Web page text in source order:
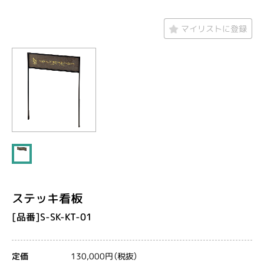
マイリストに登録
ステッキ看板
[品番]S-SK-KT-01
定価 130,000円（税抜）